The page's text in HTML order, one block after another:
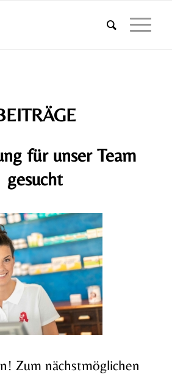
für unser Team
gesucht
Zum nächstmöglichen